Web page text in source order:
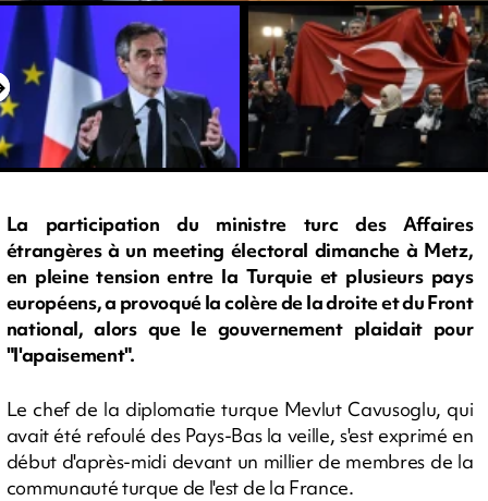
La participation du ministre turc des Affaires
étrangères à un meeting électoral dimanche à Metz,
en pleine tension entre la Turquie et plusieurs pays
européens, a provoqué la colère de la droite et du Front
national, alors que le gouvernement plaidait pour
"l'apaisement".
Le chef de la diplomatie turque Mevlut Cavusoglu, qui
avait été refoulé des Pays-Bas la veille, s'est exprimé en
début d'après-midi devant un millier de membres de la
communauté turque de l'est de la France.